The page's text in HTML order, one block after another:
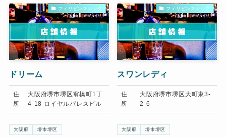
フィリピンスナック
ドリーム
住
所
大阪府堺市堺区翁橋町1丁
4-18 ロイヤルパレスビル
大阪府 堺市堺区
フィリピンスナック
スワンレディ
住
所
大阪府堺市堺区大町東3-
2-6
大阪府 堺市堺区